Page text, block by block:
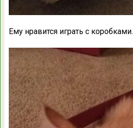
Ему нравится играть с коробками.